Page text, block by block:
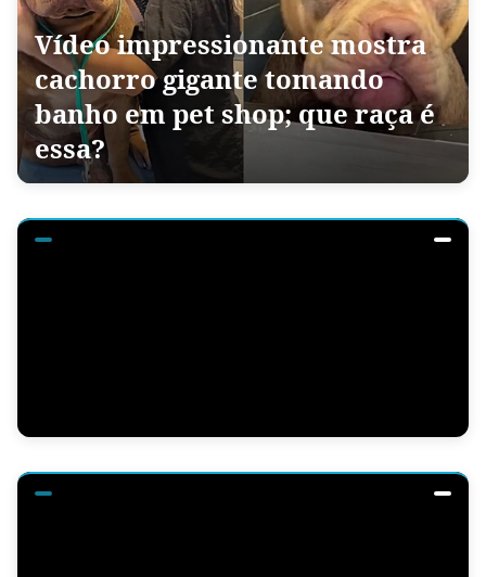
Vídeo impressionante mostra
cachorro gigante tomando
banho em pet shop; que raça é
essa?